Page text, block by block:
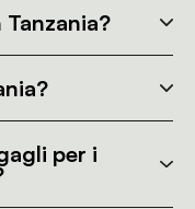
per i